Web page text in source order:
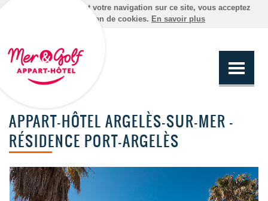
En poursuivant votre navigation sur ce site, vous acceptez
l'utilisation de cookies. En savoir plus
APPART-HÔTEL ARGELÈS-SUR-MER -
RÉSIDENCE PORT-ARGELÈS